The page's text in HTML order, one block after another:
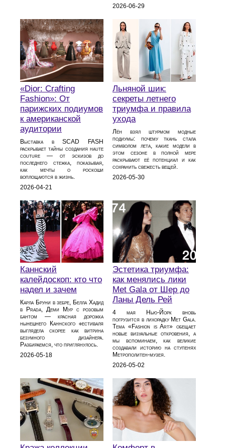
2026-06-29
«Dior: Crafting
Fashion»: От
парижских подиумов
к американской
аудитории
Выставка в SCAD FASH
раскрывает тайны создания haute
couture — от эскизов до
последнего стежка, показывая,
как мечты о роскоши
воплощаются в жизнь.
2026-04-21
Льняной шик:
секреты летнего
триумфа и правила
ухода
Лён взял штурмом модные
подиумы: почему ткань стала
символом лета, какие модели в
этом сезоне в полной мере
раскрывают её потенциал и как
сохранить свежесть вещей.
2026-05-30
Каннский
калейдоскоп: кто что
надел и зачем
Карла Бруни в зебре, Белла Хадид
в Prada, Деми Мур с розовым
бантом — красная дорожка
нынешнего Каннского фестиваля
выглядела скорее как витрина
безумного дизайнера.
Разбираемся, что приглянулось.
2026-05-18
Эстетика триумфа:
как менялись лики
Met Gala от Шер до
Ланы Дель Рей
4 мая Нью-Йорк вновь
погрузится в лихорадку Met Gala.
Тема «Fashion is Art» обещает
новые визуальные откровения, а
мы вспоминаем, как великие
создавали историю на ступенях
Метрополитен-музея.
2026-05-02